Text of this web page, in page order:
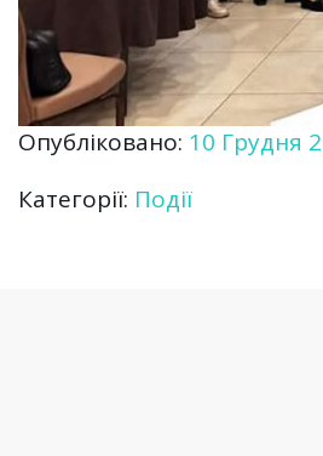
Опубліковано: 10 Грудня
Категорії: Події